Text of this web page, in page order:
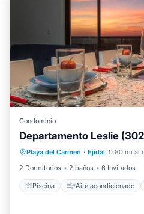
Condominio
Departamento Leslie
Playa del Carmen · Ejidal 0.80 mi al
2 Dormitorios
2 baños 6 Invitados
Piscina Aire acondicionado
Piscina Aire
Apto para niños